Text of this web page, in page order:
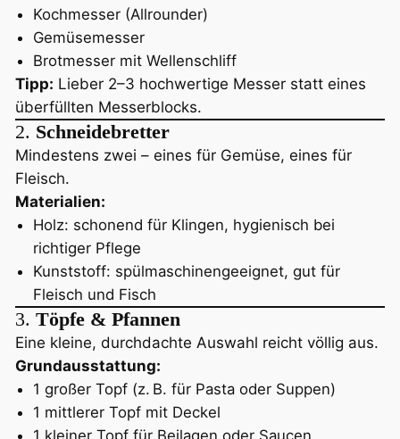
Kochmesser (Allrounder)
Gemüsemesser
Brotmesser mit Wellenschliff
Tipp: Lieber 2–3 hochwertige Messer statt eines
überfüllten Messerblocks.
2. Schneidebretter
Mindestens zwei – eines für Gemüse, eines für
Fleisch.
Materialien:
Holz: schonend für Klingen, hygienisch bei
richtiger Pflege
Kunststoff: spülmaschinengeeignet, gut für
Fleisch und Fisch
3. Töpfe & Pfannen
Eine kleine, durchdachte Auswahl reicht völlig aus.
Grundausstattung:
1 großer Topf (z. B. für Pasta oder Suppen)
1 mittlerer Topf mit Deckel